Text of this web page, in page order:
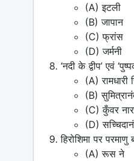
(A) इटली
(B) जापान
(C) फ्रांस
(D) जर्मनी
‘नदी के द्वीप’ एवं
(A) रामधारी
(B)
(C) कुँवर
(D)
हिरोशिमा पर
(A) रूस ने